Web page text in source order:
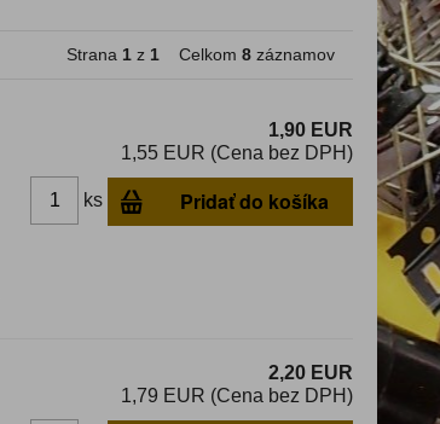
Strana 1 z 1 Celkom 8 záznamov
1,90 EUR
1,55 EUR (Cena bez DPH)
ks Pridať do košíka
2,20 EUR
1,79 EUR (Cena bez DPH)